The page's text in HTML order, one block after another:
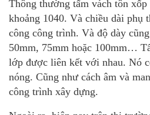
Thông thường tấm vách tôn
khoảng 1040. Và chiều dài phụ
công công trình. Và độ dày
50mm, 75mm hoặc 100mm…
lớp được liên kết với nhau. Nó
nóng. Cũng như cách âm và
công trình xây dựng.